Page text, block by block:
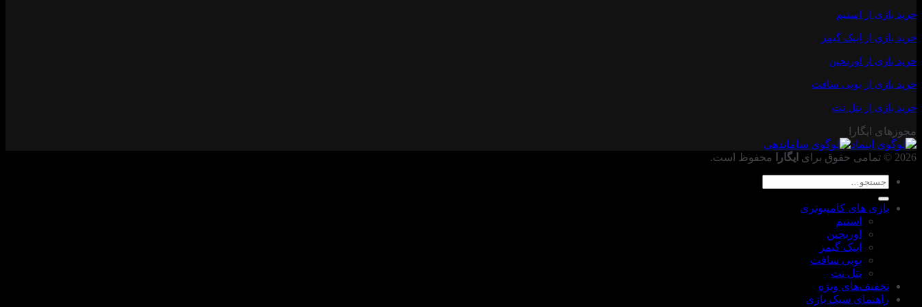
خرید بازی از استیم
خرید بازی از اپیک گیمز
خرید بازی از اوریجین
خرید بازی از یوبی سافت
خرید بازی از بتل نت
مجوزهای ایگارا
2026 © تمامی حقوق برای ایگارا
محفوظ است.
جستجو
بازی های کامپیوتری
استیم
اوریجین
اپیک گیمز
یوبی سافت
بتل نت
تخفیف‌های ویژه
راهنمای سبک بازی